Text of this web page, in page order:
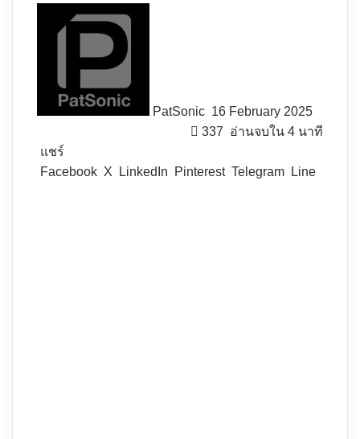
PatSonic 16 February 2025
337 อ่านจบใน 4 นาที
แชร์
Facebook X LinkedIn Pinterest Telegram Line